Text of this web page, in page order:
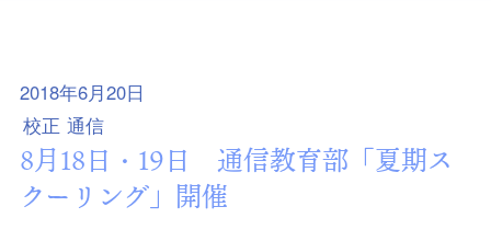
2018年6月20日
校正 通信
8月18日・19日 通信教育部「夏期ス
クーリング」開催